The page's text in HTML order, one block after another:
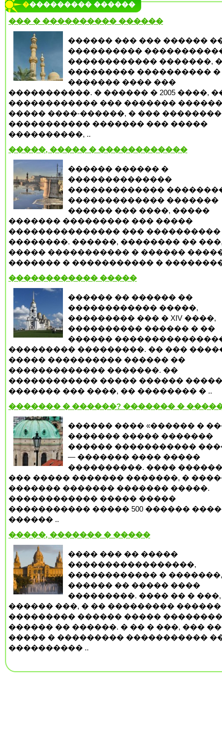
���������� ������
��� � ���������� ������
������ ��� ��� ������
����������
������������ �������,
��������� ���������� �
������� ���� ���
�����������. � ������ � 2005 ����,
������������ ��� ������� ������
����� ����-������, � ���
����������� ������� ��� �����
����������, ..
�����, ����� � ������������
������ ������ �
��������������
�������������
������������� �������
������ ��� ����, �����
������� ��������� ��� �����
��������������� ��� ����������
��������. ������, �������� ��
����� ����������� � ������
������� � ����������� � ��������
������������ �����
������ �� ������ ��
������������ �����,
��������� ��� � XIV ����,
���������� ������ � ��
������
��������� ���������. �� ���
����� ���������� ������ ��
������������� �������. ��
������������ ����� ������
������� ��� ����, �� �������� � ..
������� � ������? ������� �
������ ���� «������ �
������� ����� �������
������ �����������
— ������� ���� �����
����������. ����
��� ����� ������� �������, �
������� ������� ������� �����.
������������ ����� �����
����������� ����� 500 ������
������ ..
�����, ������� � �����
���� ��� �� �����
�����������������,
������������ � �������,
������ �� ����� ����
���������. ���� �� �
������ ���, � �� ��������� ������
��������� ������ �����
������ �� ������. � �� � ���, ���
����� � ��������� �����������
���������� ..